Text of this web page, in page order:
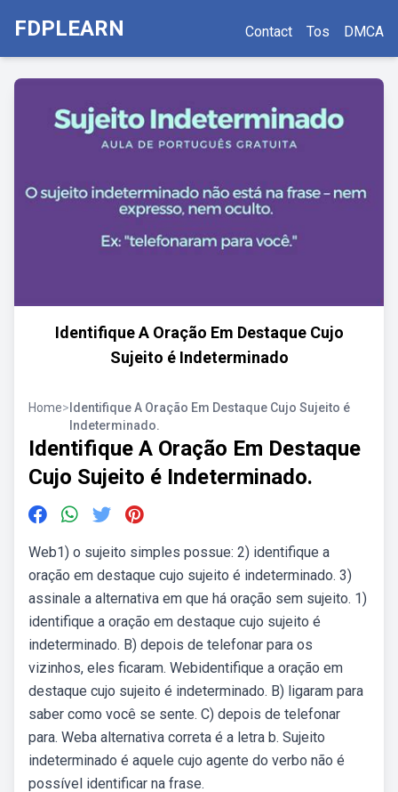
FDPLEARN Contact Tos DMCA
Identifique A Oração Em Destaque Cujo
Sujeito é Indeterminado
Home> Identifique A Oração Em Destaque Cujo Sujeito é
Indeterminado.
Identifique A Oração Em Destaque
Cujo Sujeito é Indeterminado.
Web1) o sujeito simples possue: 2) identifique a
oração em destaque cujo sujeito é indeterminado. 3)
assinale a alternativa em que há oração sem sujeito. 1)
identifique a oração em destaque cujo sujeito é
indeterminado. B) depois de telefonar para os
vizinhos, eles ficaram. Webidentifique a oração em
destaque cujo sujeito é indeterminado. B) ligaram para
saber como você se sente. C) depois de telefonar
para. Weba alternativa correta é a letra b. Sujeito
indeterminado é aquele cujo agente do verbo não é
possível identificar na frase.